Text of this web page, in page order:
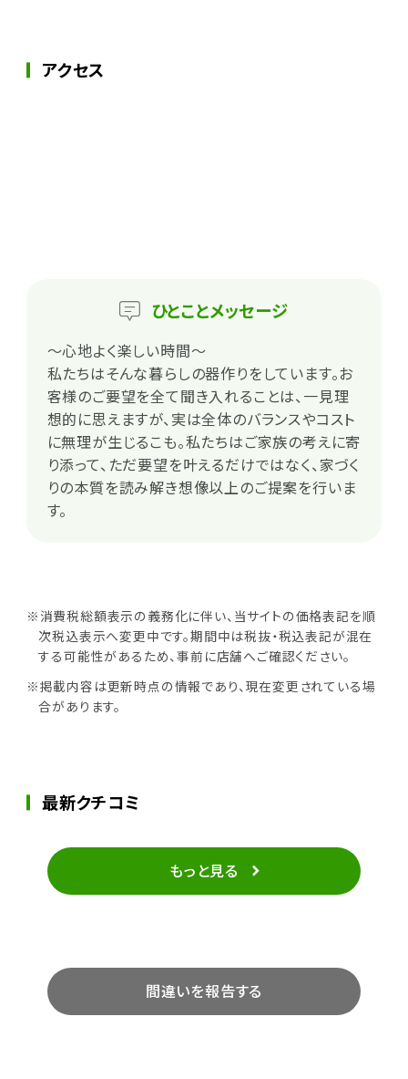
アクセス
ひとことメッセージ
～心地よく楽しい時間～
私たちはそんな暮らしの器作りをしています。お
客様のご要望を全て聞き入れることは、一見理
想的に思えますが、実は全体のバランスやコスト
に無理が生じるこも。私たちはご家族の考えに寄
り添って、ただ要望を叶えるだけではなく、家づく
りの本質を読み解き想像以上のご提案を行いま
す。
※消費税総額表示の義務化に伴い、当サイトの価格表記を順
次税込表示へ変更中です。期間中は税抜・税込表記が混在
する可能性があるため、事前に店舗へご確認ください。
※掲載内容は更新時点の情報であり、現在変更されている場
合があります。
最新クチコミ
もっと見る
間違いを報告する